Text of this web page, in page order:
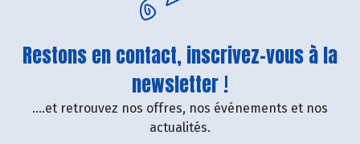
Restons en contact, inscrivez-vous à la
newsletter !
....et retrouvez nos offres, nos événements et nos
actualités.